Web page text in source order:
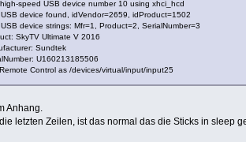
speed USB device number 10 using xhci_hcd
device found, idVendor=2659, idProduct=1502
device strings: Mfr=1, Product=2, SerialNumber=3
SkyTV Ultimate V 2016
Sundtek
U160213185506
Control as /devices/virtual/input/input25
Anhang.
letzten Zeilen, ist das normal das die Sticks in sleep